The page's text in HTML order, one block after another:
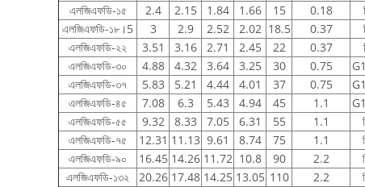
এলজিএফডি-১৫
2.4 2.15 1.84 1.66 15 0.18
এলজিএফডি-১৮।5
3 2.9 2.52 2.02 18.5 0.37
এলজিএফডি-২২
3.51 3.16 2.71 2.45 22 0.37
এলজিএফডি-৩০
4.88 4.32 3.64 3.25 30 0.75
এলজিএফডি-৩৭
5.83 5.21 4.44 4.01 37 0.75
এলজিএফডি-৪৫
7.08 6.3 5.43 4.94 45 1.1
এলজিএফডি-৫৫
9.32 8.33 7.05 6.31 55 1.1
এলজিএফডি-৭৫
12.31 11.13 9.61 8.74 75 1.1
এলজিএফডি-৯০
16.45 14.26 11.72 10.8 90 2.2
এলজিএফডি-১৩২
20.26 17.48 14.25 13.05 110 2.2